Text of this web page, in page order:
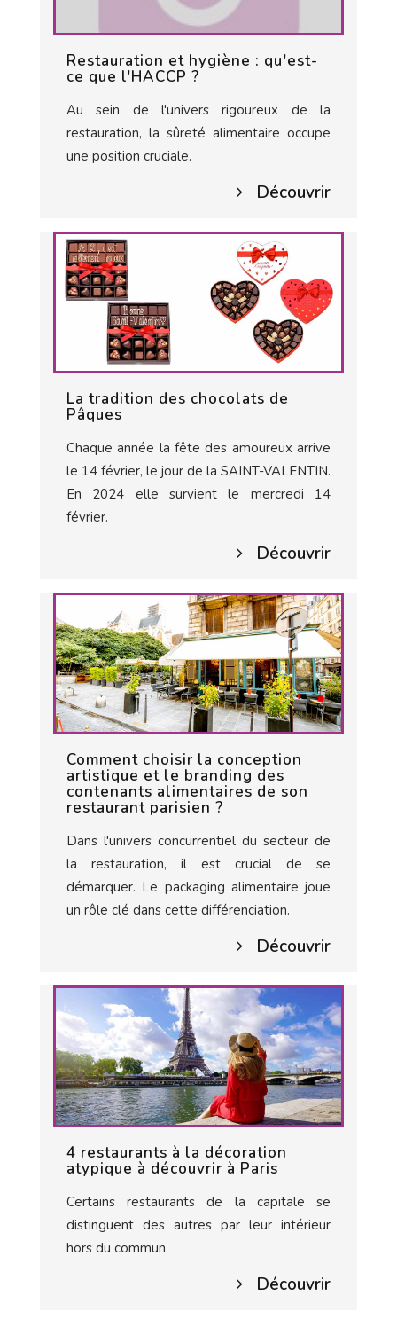
Restauration et hygiène : qu'est-
ce que l'HACCP ?
Au sein de l'univers rigoureux de la
restauration, la sûreté alimentaire occupe
une position cruciale.
Découvrir
La tradition des chocolats de
Pâques
Chaque année la fête des amoureux arrive
le 14 février, le jour de la SAINT-VALENTIN.
En 2024 elle survient le mercredi 14
février.
Découvrir
Comment choisir la conception
artistique et le branding des
contenants alimentaires de son
restaurant parisien ?
Dans l'univers concurrentiel du secteur de
la restauration, il est crucial de se
démarquer. Le packaging alimentaire joue
un rôle clé dans cette différenciation.
Découvrir
4 restaurants à la décoration
atypique à découvrir à Paris
Certains restaurants de la capitale se
distinguent des autres par leur intérieur
hors du commun.
Découvrir